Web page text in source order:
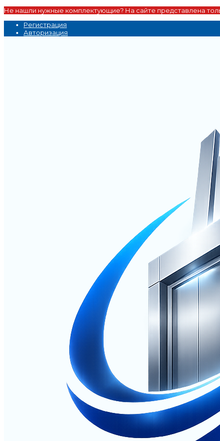
Не нашли нужные комплектующие? На сайте представлена
Регистрация
Авторизация